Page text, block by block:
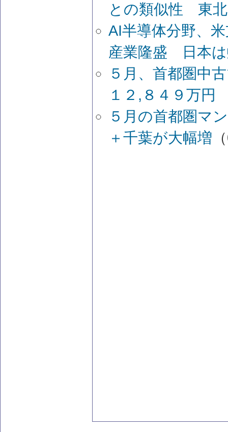
との類似性 東
AI半導体分野、
産業隆盛 日本
５月、首都圏中
１２,８４９万
５月の首都圏マ
＋千葉が大幅増